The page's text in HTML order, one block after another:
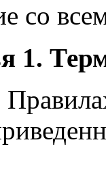
со
1.